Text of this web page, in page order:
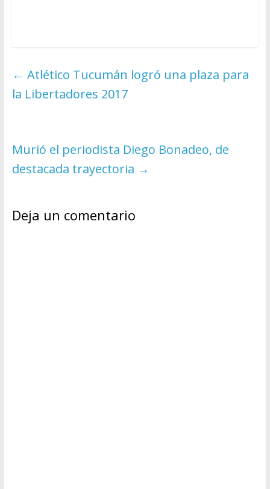
← Atlético Tucumán logró una plaza para
la Libertadores 2017
Murió el periodista Diego Bonadeo, de
destacada trayectoria →
Deja un comentario